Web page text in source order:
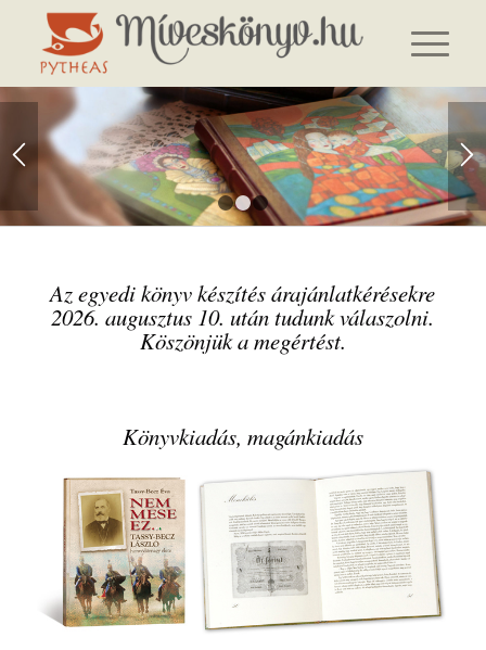
1 2 3
Az egyedi könyv készítés árajánlatkérésekre
2026. augusztus 10. után tudunk válaszolni.
Köszönjük a megértést.
Könyvkiadás, magánkiadás